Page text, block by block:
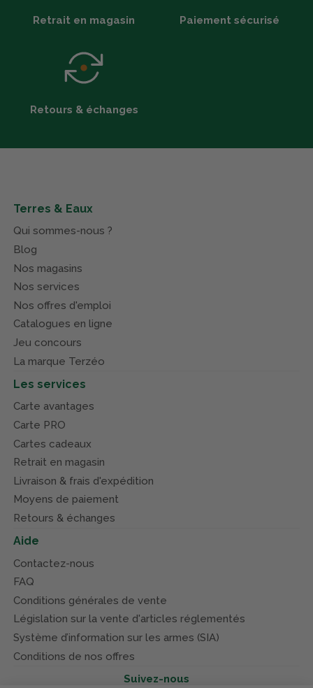
Retrait en magasin Paiement sécurisé
Retours & échanges
Terres & Eaux
Qui sommes-nous ?
Blog
Nos magasins
Nos services
Nos offres d'emploi
Catalogues en ligne
Jeu concours
La marque Terzéo
Les services
Carte avantages
Carte PRO
Cartes cadeaux
Retrait en magasin
Livraison & frais d'expédition
Moyens de paiement
Retours & échanges
Aide
Contactez-nous
FAQ
Conditions générales de vente
Législation sur la vente d'articles réglementés
Système d’information sur les armes (SIA)
Conditions de nos offres
Suivez-nous